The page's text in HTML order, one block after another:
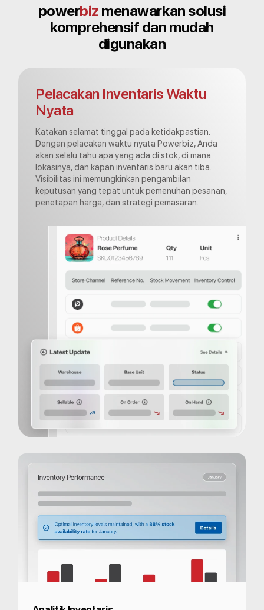
powerbiz menawarkan solusi
komprehensif dan mudah
digunakan
Pelacakan Inventaris Waktu
Nyata
Katakan selamat tinggal pada ketidakpastian.
Dengan pelacakan waktu nyata Powerbiz, Anda
akan selalu tahu apa yang ada di stok, di mana
lokasinya, dan kapan inventaris baru akan tiba.
Visibilitas ini memungkinkan pengambilan
keputusan yang tepat untuk pemenuhan pesanan,
penetapan harga, dan strategi pemasaran.